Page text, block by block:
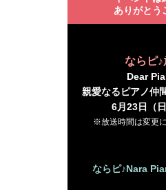
ありがとう
ならピ♪
Dear
親愛なるピアノ仲
6月23日（
※放送時間は変更
ならピ♪Nara